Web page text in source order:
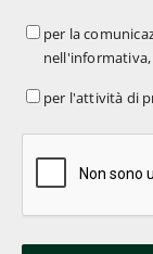
di
pubblicitario*
per
comunicazione
per la
per
di
profilazione
per l'attività di